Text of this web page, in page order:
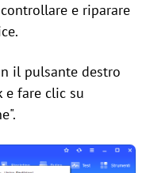
e riparare
il pulsante destro
e fare clic su